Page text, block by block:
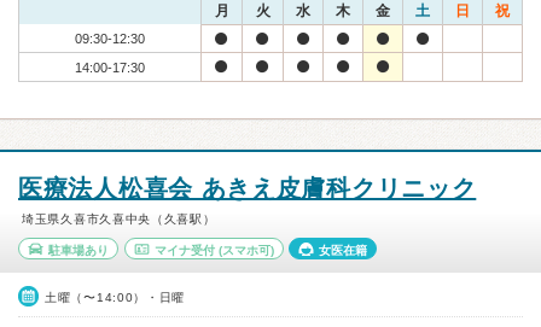
月 火 水 木 金 土 日 祝
09:30-12:30
14:00-17:30
医療法人松喜会 あきえ皮膚科クリニック
埼玉県久喜市久喜中央（久喜駅）
駐車場あり マイナ受付(スマホ可) 女医在籍
土曜（〜14:00）・日曜